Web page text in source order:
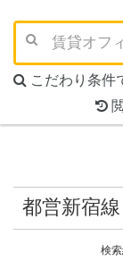
こだわり条件
都営新宿
検